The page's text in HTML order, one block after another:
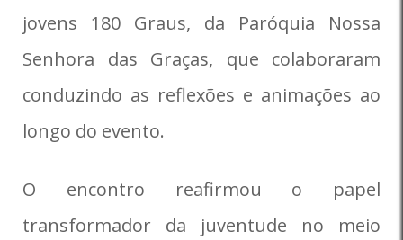
jovens 180 Graus, da Paróquia Nossa
Senhora das Graças, que colaboraram
conduzindo as reflexões e animações ao
longo do evento.
O encontro reafirmou o papel
transformador da juventude no meio